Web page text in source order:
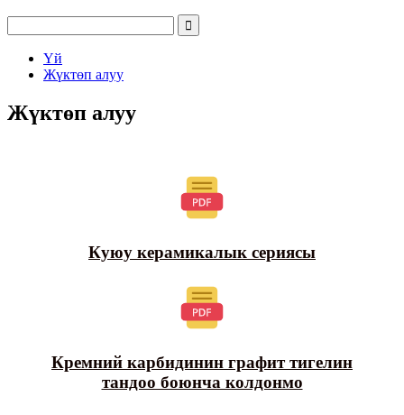
Үй
Жүктөп алуу
Жүктөп алуу
Куюу керамикалык сериясы
Кремний карбидинин графит тигелин
тандоо боюнча колдонмо